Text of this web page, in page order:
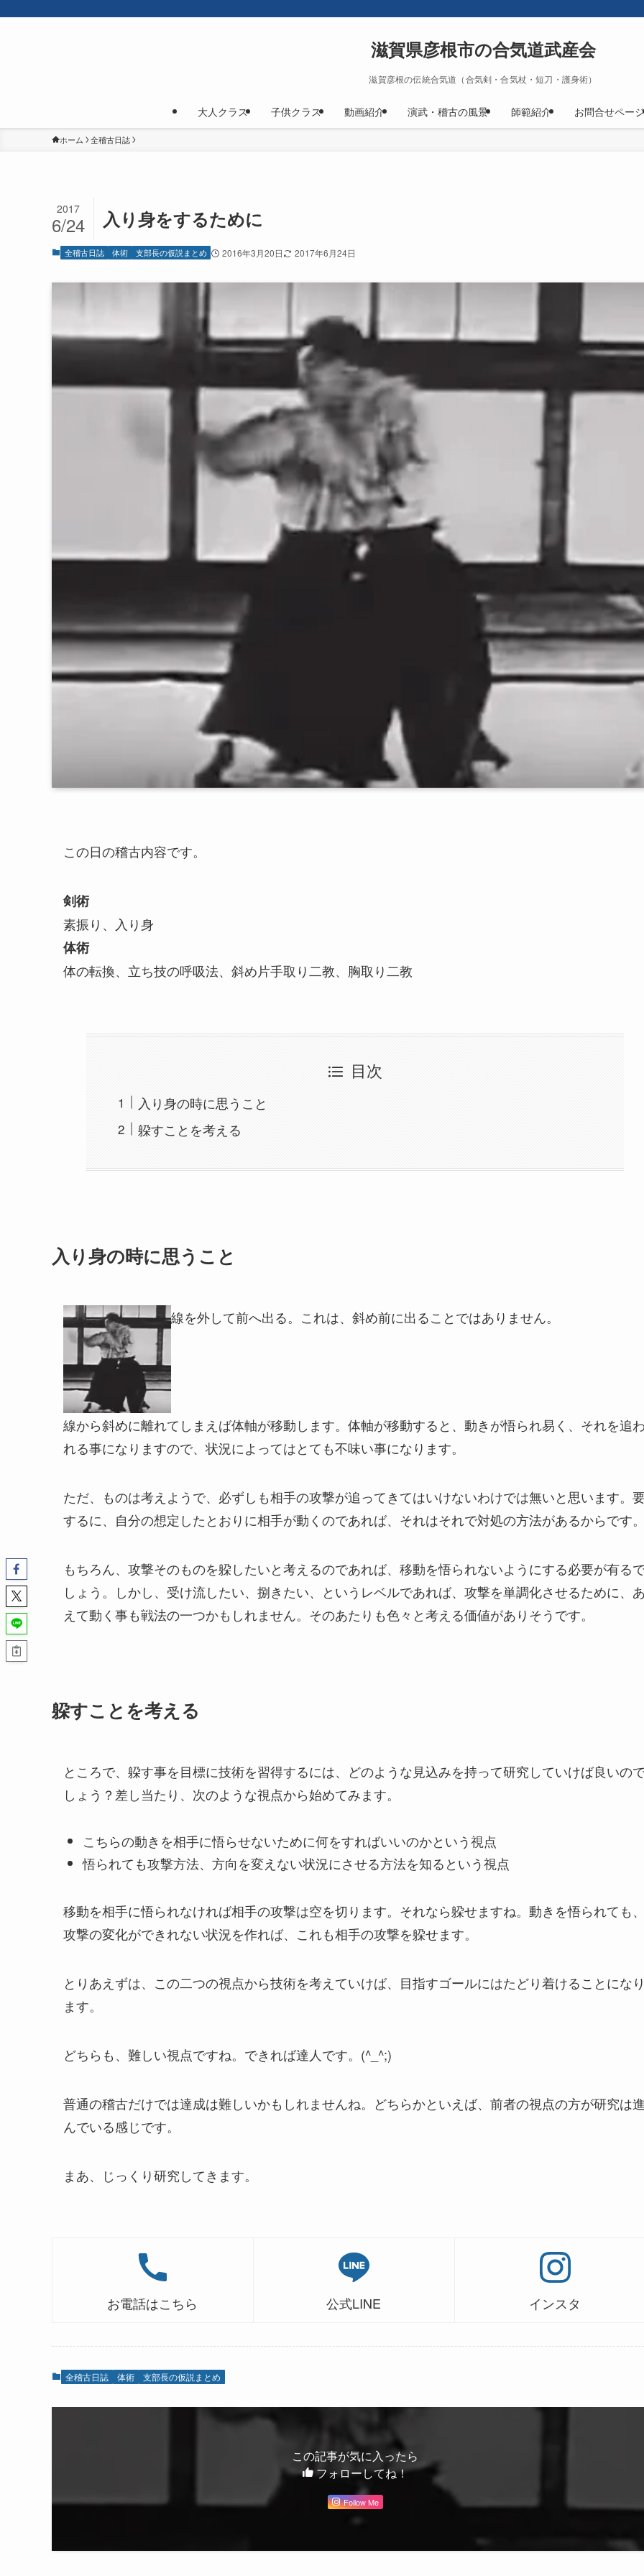
滋賀県彦根市の合気道武産会
滋賀彦根の伝統合気道（合気剣・合気杖・短刀・護身術）
大人クラス 子供クラス 動画紹介 演武・稽古の風景 師範紹介 お問合せページ
ホーム 全稽古日誌
入り身をするために
2017
6/24
全稽古日誌 体術 支部長の仮説まとめ 2016年3月20日 2017年6月24日
この日の稽古内容です。
剣術
素振り、入り身
体術
体の転換、立ち技の呼吸法、斜め片手取り二教、胸取り二教
目次
入り身の時に思うこと
躱すことを考える
入り身の時に思うこと
線を外して前へ出る。これは、斜め前に出ることではありません。
線から斜めに離れてしまえば体軸が移動します。体軸が移動すると、動きが悟られ易く、それを追
れる事になりますので、状況によってはとても不味い事になります。
ただ、ものは考えようで、必ずしも相手の攻撃が追ってきてはいけないわけでは無いと思います。
するに、自分の想定したとおりに相手が動くのであれば、それはそれで対処の方法があるからです
もちろん、攻撃そのものを躱したいと考えるのであれば、移動を悟られないようにする必要が有る
しょう。しかし、受け流したい、捌きたい、というレベルであれば、攻撃を単調化させるために、
えて動く事も戦法の一つかもしれません。そのあたりも色々と考える価値がありそうです。
躱すことを考える
ところで、躱す事を目標に技術を習得するには、どのような見込みを持って研究していけば良いの
しょう？差し当たり、次のような視点から始めてみます。
こちらの動きを相手に悟らせないために何をすればいいのかという視点
悟られても攻撃方法、方向を変えない状況にさせる方法を知るという視点
移動を相手に悟られなければ相手の攻撃は空を切ります。それなら躱せますね。動きを悟られても
攻撃の変化ができれない状況を作れば、これも相手の攻撃を躱せます。
とりあえずは、この二つの視点から技術を考えていけば、目指すゴールにはたどり着けることにな
ます。
どちらも、難しい視点ですね。できれば達人です。(^_^;)
普通の稽古だけでは達成は難しいかもしれませんね。どちらかといえば、前者の視点の方が研究は
んでいる感じです。
まあ、じっくり研究してきます。
お電話はこちら 公式LINE インスタ
全稽古日誌 体術 支部長の仮説まとめ
この記事が気に入ったら
フォローしてね！